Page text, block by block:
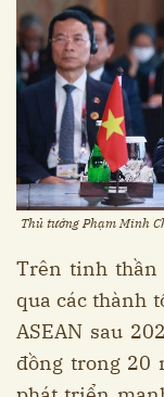
Thủ tướng Phạm Minh
Trên tinh thần
qua các thành
ASEAN sau
đồng trong 20